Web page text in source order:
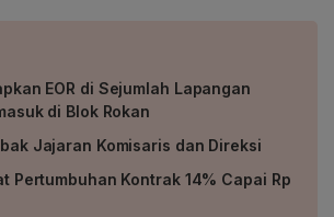
EOR di Sejumlah Lapangan
di Blok Rokan
Jajaran Komisaris dan Direksi
Pertumbuhan Kontrak 14% Capai Rp